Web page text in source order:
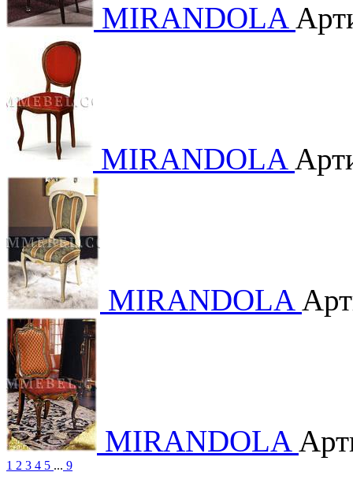
MIRANDOLA
MIRANDOLA
MIRANDOLA
MIRANDOLA
1 2 3 4 5 ... 9